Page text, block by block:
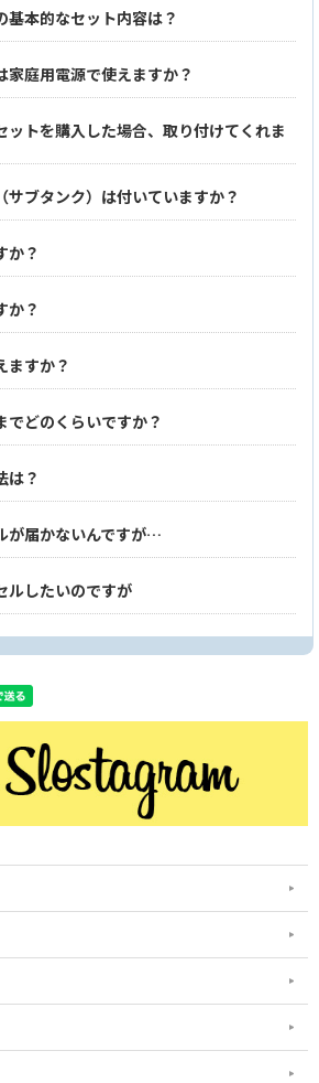
基本的なセット内容は？
家庭用電源で使えますか？
ットを購入した場合、取り付けてくれま
サブタンク）は付いていますか？
か？
か？
ますか？
でどのくらいですか？
は？
が届かないんですが…
ルしたいのですが